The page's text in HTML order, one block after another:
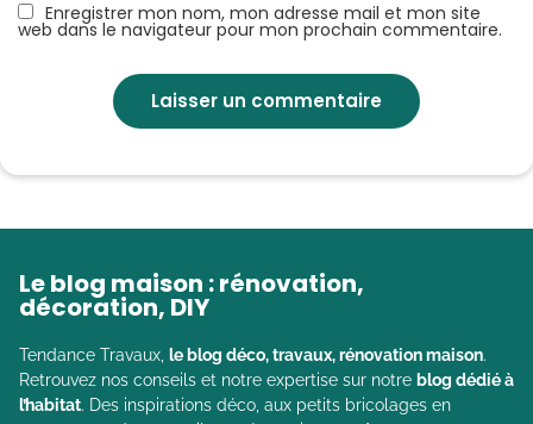
Enregistrer mon nom, mon adresse mail et mon site
web dans le navigateur pour mon prochain commentaire.
Le blog maison : rénovation,
décoration, DIY
Tendance Travaux, le blog déco, travaux, rénovation maison.
Retrouvez nos conseils et notre expertise sur notre blog dédié à
l’habitat. Des inspirations déco, aux petits bricolages en